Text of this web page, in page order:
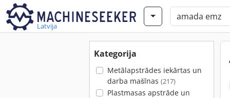
Latvija
Kategorija
Metālapstrādes iekārtas un
darba mašīnas (217)
Plastmasas apstrāde un